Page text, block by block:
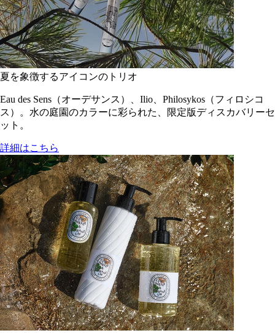
夏を象徴するアイコンのトリオ
Eau des Sens（オーデサンス）、Ilio、Philosykos（フィロシコ
ス）。水の庭園のカラーに彩られた、限定版ディスカバリーセ
ット。
詳細はこちら